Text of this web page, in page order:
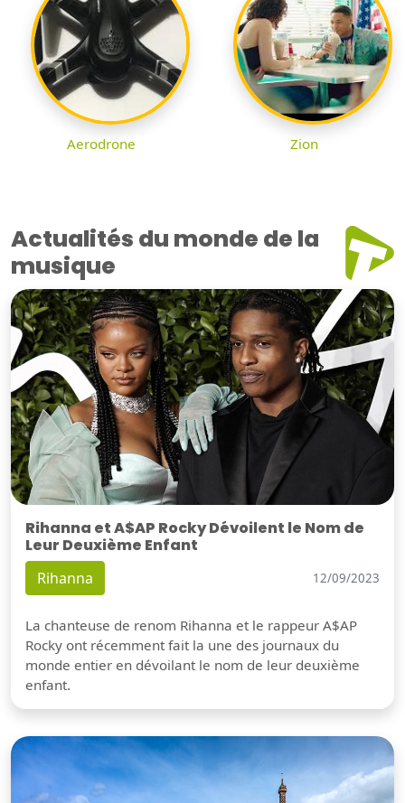
Aerodrone Zion
Actualités du monde de la
musique
Rihanna et A$AP Rocky Dévoilent le Nom de
Leur Deuxième Enfant
Rihanna 12/09/2023
La chanteuse de renom Rihanna et le rappeur A$AP
Rocky ont récemment fait la une des journaux du
monde entier en dévoilant le nom de leur deuxième
enfant.